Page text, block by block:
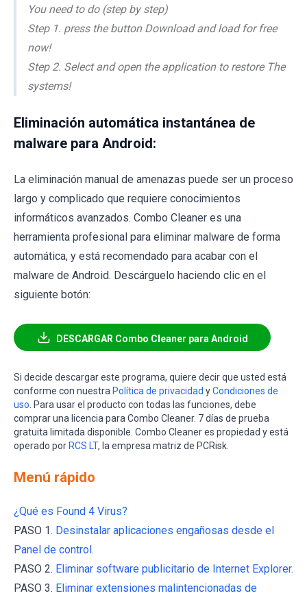
You need to do (step by step)
Step 1. press the button Download and load for free
now!
Step 2. Select and open the application to restore The
systems!
Eliminación automática instantánea de
malware para Android:
La eliminación manual de amenazas puede ser un proceso
largo y complicado que requiere conocimientos
informáticos avanzados. Combo Cleaner es una
herramienta profesional para eliminar malware de forma
automática, y está recomendado para acabar con el
malware de Android. Descárguelo haciendo clic en el
siguiente botón:
DESCARGAR Combo Cleaner para Android
Si decide descargar este programa, quiere decir que usted está
conforme con nuestra Política de privacidad yCondiciones de
uso . Para usar el producto con todas las funciones, debe
comprar una licencia para Combo Cleaner. 7 días de prueba
gratuita limitada disponible. Combo Cleaner es propiedad y está
operado por RCS LT, la empresa matriz de PCRisk.
Menú rápido
¿Qué es Found 4 Virus?
PASO 1. Desinstalar aplicaciones engañosas desde el
Panel de control.
PASO 2. Eliminar software publicitario de Internet Explorer.
PASO 3. Eliminar extensiones malintencionadas de